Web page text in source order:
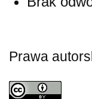
Prawa